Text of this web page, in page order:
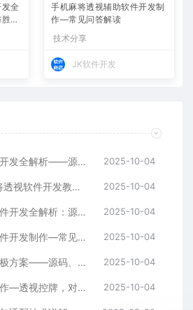
全
率
手机麻将透视辅助软件开发制
作—常见问答解读
技术分享
JK软件开发
跑得快透视辅助软件开发全解析——源码、跨平台架构与控牌算法 2025-10-04
2025最新版手机麻将透视软件开发教程：跨平台实现与安全防封方案 2025-10-04
手机麻将透视辅助软件开发全解析：源码、控牌策略与胜率调节 2025-10-04
手机麻将透视辅助软件开发制作—常见问答解读 2025-10-04
棋牌游戏辅助开发终极方案——源码、架构与算法全解析 2025-10-04
棋牌游戏辅助开发制作—透视控牌，对局胜率调节源码解析与逻辑全流程 2025-10-04